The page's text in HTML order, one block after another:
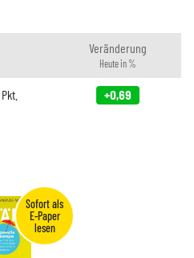
Veränderung
Heute in %
Pkt. +0,69